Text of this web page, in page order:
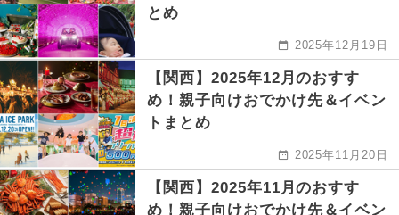
とめ
2025年12月19日
【関西】2025年12月のおすす
め！親子向けおでかけ先＆イベン
トまとめ
2025年11月20日
【関西】2025年11月のおすす
め！親子向けおでかけ先＆イベン